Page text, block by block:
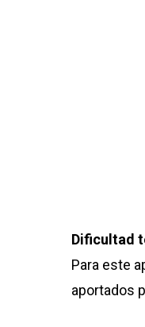
Dificultad
Para este
aportados